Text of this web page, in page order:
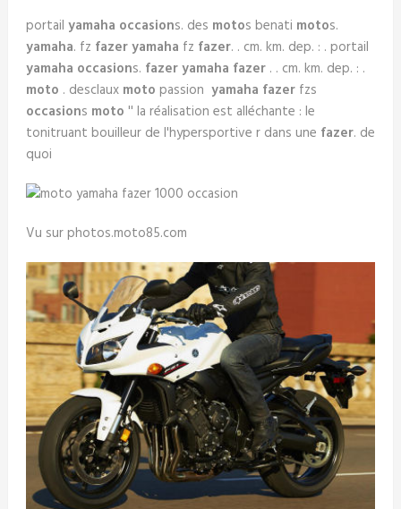
portail yamaha occasions. des motos benati motos.
yamaha. fz fazer yamaha fz fazer. . cm. km. dep. : . portail
yamaha occasions. fazeryamaha fazer. . cm. km. dep. : .
moto . desclaux moto passion yamaha fazerfzs
occasions moto '' la réalisation est alléchante : le
tonitruant bouilleur de l'hypersportive r dans une fazer. de
quoi
Vu sur photos.moto85.com